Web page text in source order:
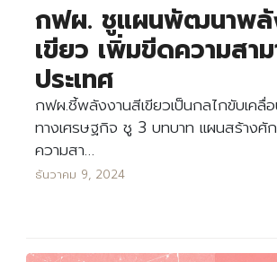
กฟผ. ชูแผนพัฒนาพลั
เขียว เพิ่มขีดความสา
ประเทศ
กฟผ.ชี้พลังงานสีเขียวเป็นกลไกขับเคลื่
ทางเศรษฐกิจ ชู 3 บทบาท แผนสร้างศั
ความสา…
ธันวาคม 9, 2024